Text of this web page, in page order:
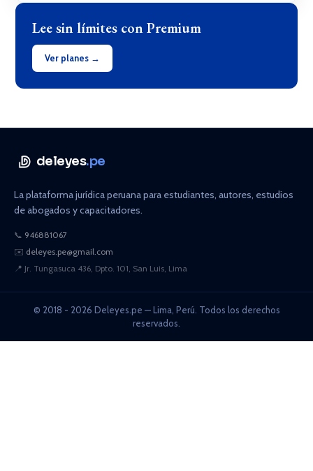
Lee sin límites con Premium
Ver planes →
deleyes.pe
La plataforma jurídica peruana para estudiantes, autores, estudios
de abogados y capacitadores.
📞 946881067
✉️ deleyes.pe@gmail.com
📍 Jr. Tungasuca 436, Dpto. 101, San Luis, Lima
© 2018 - 2026 Deleyes.pe — Lima, Perú. Todos los derechos
reservados.